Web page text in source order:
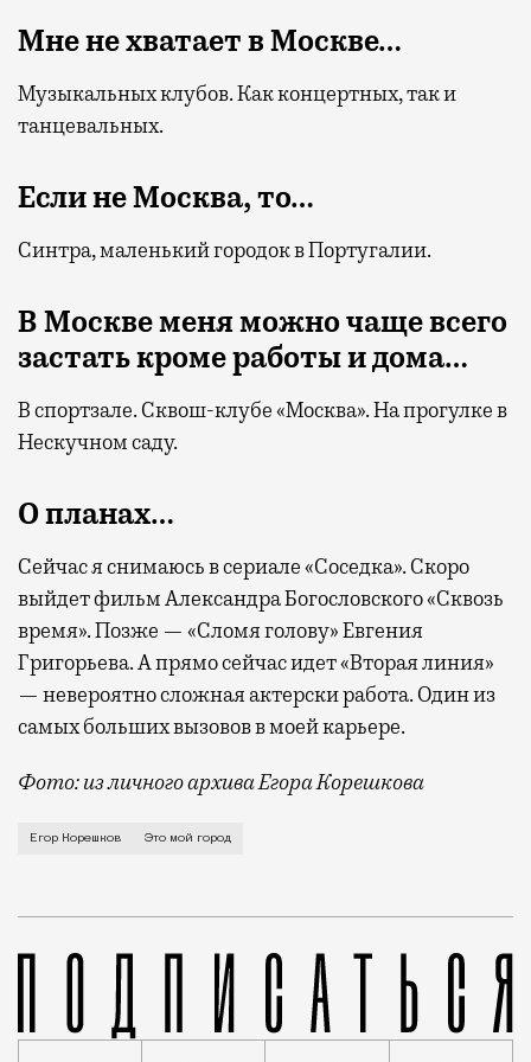
Мне не хватает в Москве…
Музыкальных клубов. Как концертных, так и
танцевальных.
Если не Москва, то…
Синтра, маленький городок в Португалии.
В Москве меня можно чаще всего
застать кроме работы и дома…
В спортзале. Сквош-клубе «Москва». На прогулке в
Нескучном саду.
О планах…
Сейчас я снимаюсь в сериале «Соседка». Скоро
выйдет фильм Александра Богословского «Сквозь
время». Позже — «Сломя голову» Евгения
Григорьева. А прямо сейчас идет «Вторая линия»
— невероятно сложная актерски работа. Один из
самых больших вызовов в моей карьере.
Фото: из личного архива Егора Корешкова
О нехватке в Москве музыкальных клубов, о
Егор Корешков Это мой город